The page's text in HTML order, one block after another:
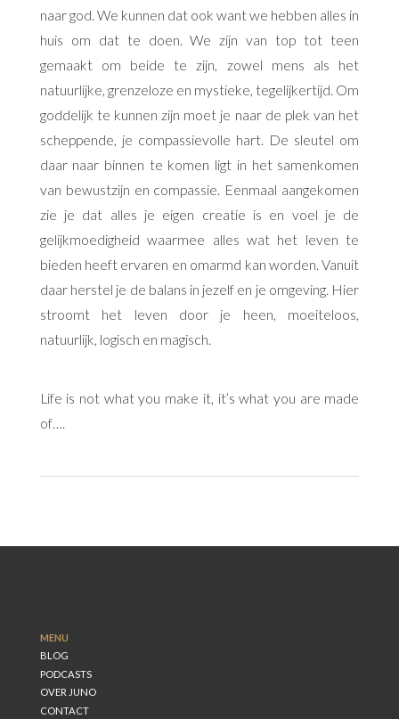
naar god. We kunnen dat ook want we hebben alles in
huis om dat te doen. We zijn van top tot teen
gemaakt om beide te zijn, zowel mens als het
natuurlijke, grenzeloze en mystieke, tegelijkertijd. Om
goddelijk te kunnen zijn moet je naar de plek van het
scheppende, je compassievolle hart. De sleutel om
daar naar binnen te komen ligt in het samenkomen
van bewustzijn en compassie. Eenmaal aangekomen
zie je dat alles je eigen creatie is en voel je de
gelijkmoedigheid waarmee alles wat het leven te
bieden heeft ervaren en omarmd kan worden. Vanuit
daar herstel je de balans in jezelf en je omgeving. Hier
stroomt het leven door je heen, moeiteloos,
natuurlijk, logisch en magisch.
Life is not what you make it, it’s what you are made
of….
MENU
BLOG
PODCASTS
OVER JUNO
CONTACT